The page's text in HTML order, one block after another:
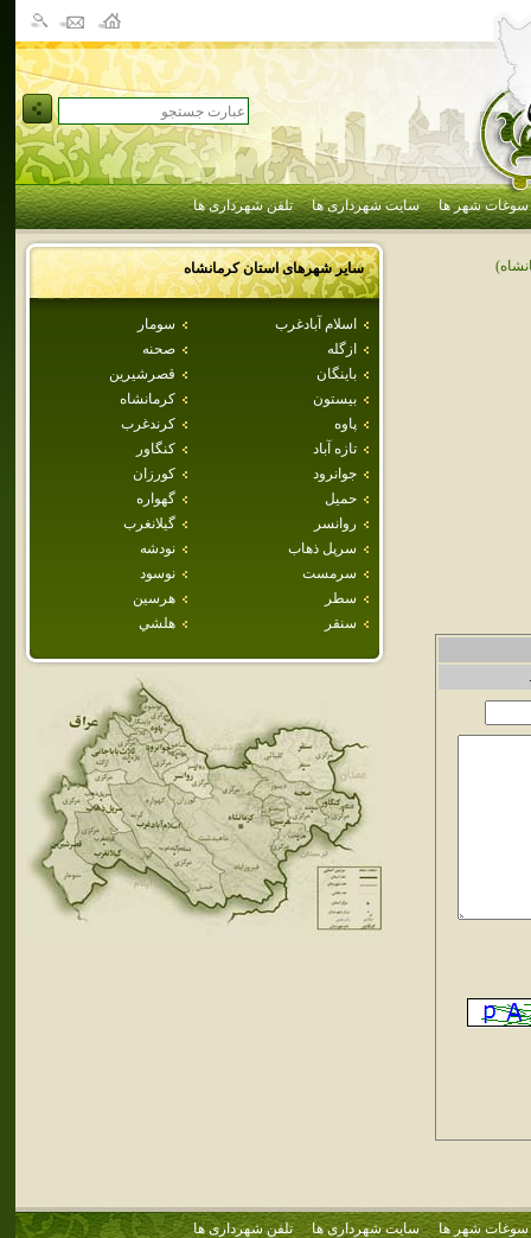
سوغات شهر ها سایت شهرداری ها تلفن شهرداری ها
سایر شهرهای استانكرمانشاه
اسلام آبادغرب
سومار
ازگله
صحنه
باينگان
قصرشيرين
بيستون
كرمانشاه
پاوه
كرندغرب
تازه آباد
كنگاور
جوانرود
كورزان
حميل
گهواره
روانسر
گيلانغرب
سرپل ذهاب
نودشه
سرمست
نوسود
سطر
هرسين
سنقر
هلشي
سوغات شهر ها سایت شهرداری ها تلفن شهرداری ها